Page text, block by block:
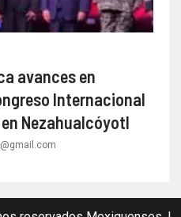
avances en
Internacional
Nezahualcóyotl